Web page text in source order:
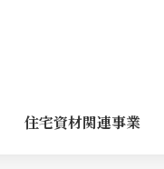
住宅資材関連事業